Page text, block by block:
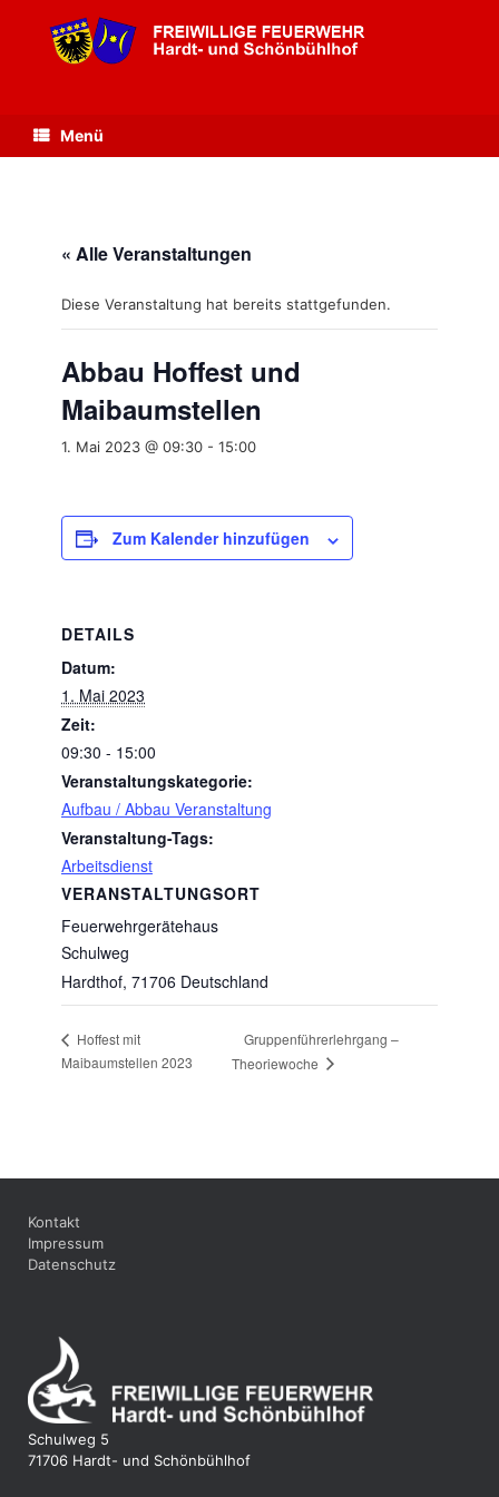
springen
Menü
« Alle Veranstaltungen
Diese Veranstaltung hat bereits stattgefunden.
Abbau Hoffest und
Maibaumstellen
1. Mai 2023 @ 09:30 - 15:00
Zum Kalender hinzufügen
DETAILS
Datum:
1. Mai 2023
Zeit:
09:30 - 15:00
Veranstaltungskategorie:
Aufbau / Abbau Veranstaltung
Veranstaltung-Tags:
Arbeitsdienst
VERANSTALTUNGSORT
Feuerwehrgerätehaus
Schulweg
Hardthof, 71706 Deutschland
Hoffest mit
Maibaumstellen 2023
Gruppenführerlehrgang –
Theoriewoche
Kontakt
Impressum
Datenschutz
Schulweg 5
71706 Hardt- und Schönbühlhof